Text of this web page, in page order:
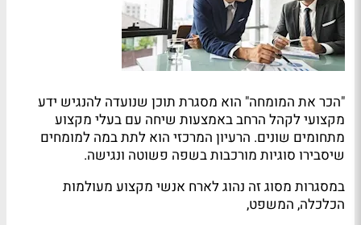
"הכר את המומחה" הוא מסגרת תוכן שנועדה להנגיש ידע
מקצועי לקהל הרחב באמצעות שיחה עם בעלי מקצוע
מתחומים שונים. הרעיון המרכזי הוא לתת במה למומחים
שיסבירו סוגיות מורכבות בשפה פשוטה ונגישה.
במסגרות מסוג זה נהוג לארח אנשי מקצוע מעולמות
הכלכלה, המשפט,